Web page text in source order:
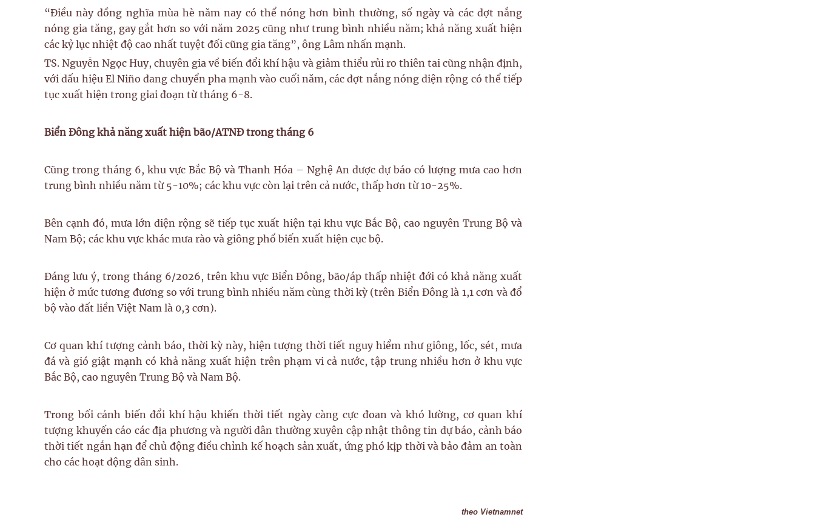
“Điều này đồng nghĩa mùa hè năm nay có thể nóng hơn bình thường, số ngày và các đợt nắng
nóng gia tăng, gay gắt hơn so với năm 2025 cũng như trung bình nhiều năm; khả năng xuất hiện
các kỷ lục nhiệt độ cao nhất tuyệt đối cũng gia tăng”, ông Lâm nhấn mạnh.
TS. Nguyễn Ngọc Huy, chuyên gia về biến đổi khí hậu và giảm thiểu rủi ro thiên tai cũng nhận định,
với dấu hiệu El Niño đang chuyển pha mạnh vào cuối năm, các đợt nắng nóng diện rộng có thể tiếp
tục xuất hiện trong giai đoạn từ tháng 6-8.
Biển Đông khả năng xuất hiện bão/ATNĐ trong tháng 6
Cũng trong tháng 6, khu vực Bắc Bộ và Thanh Hóa – Nghệ An được dự báo có lượng mưa cao hơn
trung bình nhiều năm từ 5-10%; các khu vực còn lại trên cả nước, thấp hơn từ 10-25%.
Bên cạnh đó, mưa lớn diện rộng sẽ tiếp tục xuất hiện tại khu vực Bắc Bộ, cao nguyên Trung Bộ và
Nam Bộ; các khu vực khác mưa rào và giông phổ biến xuất hiện cục bộ.
Đáng lưu ý, trong tháng 6/2026, trên khu vực Biển Đông, bão/áp thấp nhiệt đới có khả năng xuất
hiện ở mức tương đương so với trung bình nhiều năm cùng thời kỳ (trên Biển Đông là 1,1 cơn và đổ
bộ vào đất liền Việt Nam là 0,3 cơn).
Cơ quan khí tượng cảnh báo, thời kỳ này, hiện tượng thời tiết nguy hiểm như giông, lốc, sét, mưa
đá và gió giật mạnh có khả năng xuất hiện trên phạm vi cả nước, tập trung nhiều hơn ở khu vực
Bắc Bộ, cao nguyên Trung Bộ và Nam Bộ.
Trong bối cảnh biến đổi khí hậu khiến thời tiết ngày càng cực đoan và khó lường, cơ quan khí
tượng khuyến cáo các địa phương và người dân thường xuyên cập nhật thông tin dự báo, cảnh báo
thời tiết ngắn hạn để chủ động điều chỉnh kế hoạch sản xuất, ứng phó kịp thời và bảo đảm an toàn
cho các hoạt động dân sinh.
theo Vietnamnet